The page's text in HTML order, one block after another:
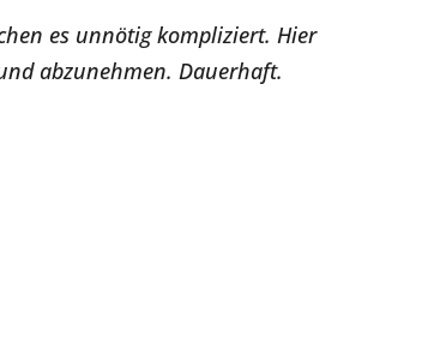
es unnötig kompliziert. Hier
abzunehmen. Dauerhaft.